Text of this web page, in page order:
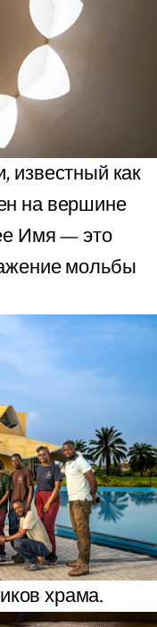
как
на вершине
Имя — это
мольбы
храма.